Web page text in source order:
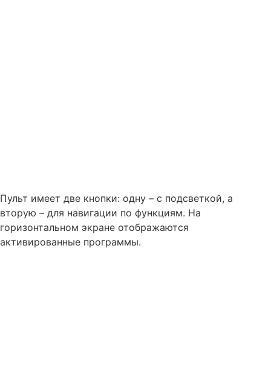
Пульт имеет две кнопки: одну – с подсветкой, а
вторую – для навигации по функциям. На
горизонтальном экране отображаются
активированные программы.